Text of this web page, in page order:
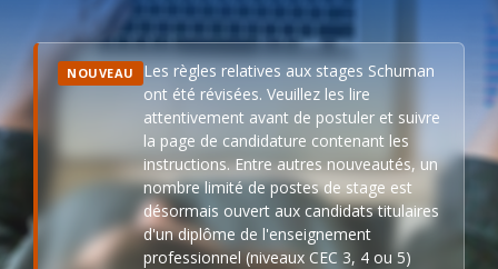
NOUVEAU
Les règles relatives aux stages Schuman
ont été révisées. Veuillez les lire
attentivement avant de postuler et suivre
la page de candidature contenant les
instructions. Entre autres nouveautés, un
nombre limité de postes de stage est
désormais ouvert aux candidats titulaires
d'un diplôme de l'enseignement
professionnel (niveaux CEC 3, 4 ou 5)